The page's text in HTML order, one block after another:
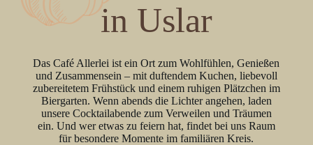
in Uslar
Das Café Allerlei ist ein Ort zum Wohlfühlen, Genießen
und Zusammensein – mit duftendem Kuchen, liebevoll
zubereitetem Frühstück und einem ruhigen Plätzchen im
Biergarten. Wenn abends die Lichter angehen, laden
unsere Cocktailabende zum Verweilen und Träumen
ein. Und wer etwas zu feiern hat, findet bei uns Raum
für besondere Momente im familiären Kreis.